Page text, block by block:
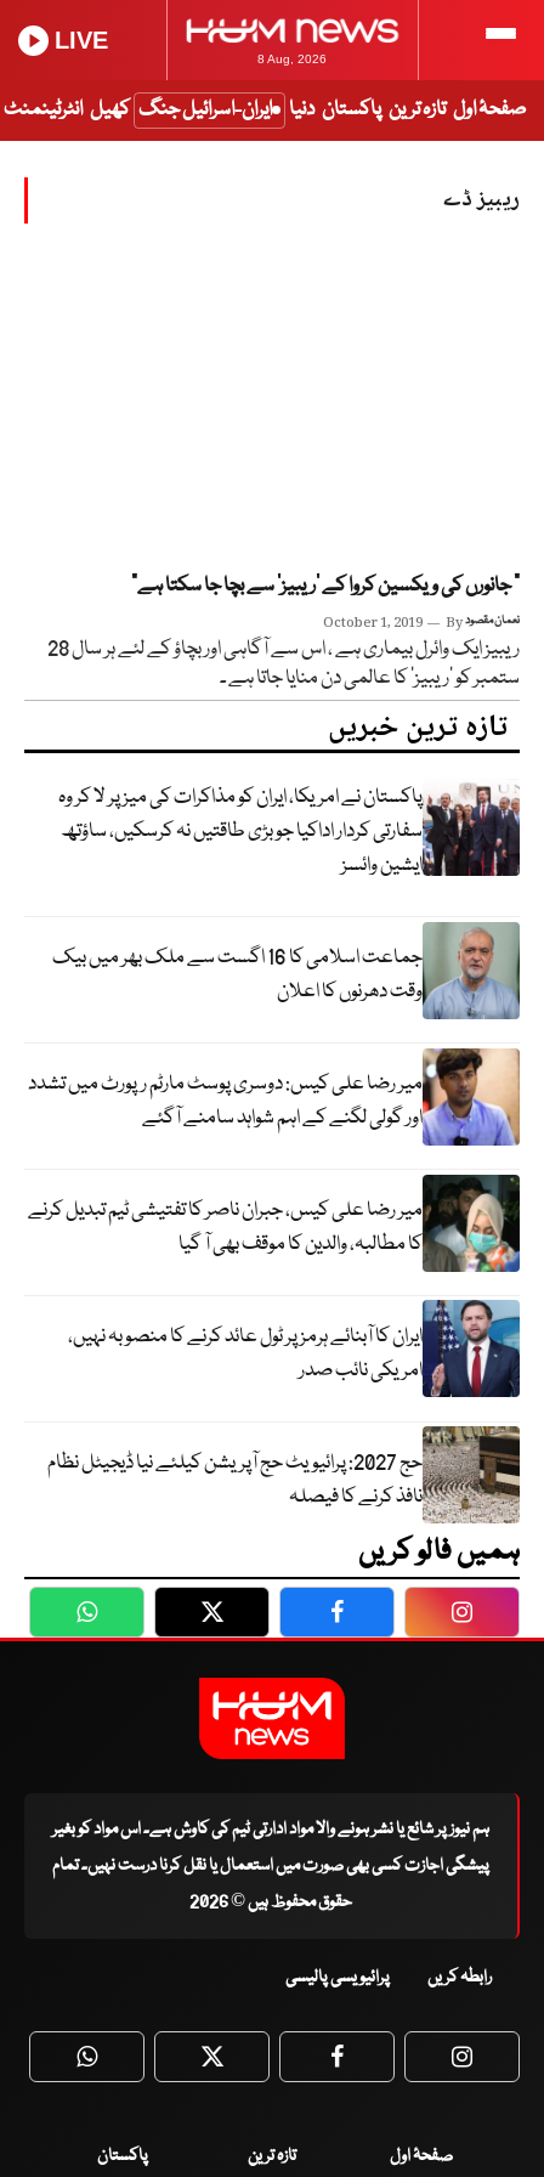
8 Aug, 2026
LIVE
صفحۂ اول تازہ ترین پاکستان دنیا ایران-اسرائیل جنگ کھیل انٹرٹینمنٹ
ریبیز ڈے
” جانورں کی ویکسین کروا کے ’ریبیز‘ سے بچا جا سکتا ہے”
October 1, 2019 Byنعمان مقصود
ریبیز ایک وائرل بیماری ہے ، اس سے آگاہی اور بچاؤ کے لئے ہر سال 28
ستمبر کو ’ریبیز‘ کا عالمی دن منایا جاتا ہے ۔
تازہ ترین خبریں
پاکستان نے امریکا، ایران کو مذاکرات کی میز پر لا کر وہ
سفارتی کردار اداکیا جو بڑی طاقتیں نہ کرسکیں، ساؤتھ
ایشین وائسز
جماعت اسلامی کا 16 اگست سے ملک بھر میں بیک
وقت دھرنوں کا اعلان
میر رضا علی کیس: دوسری پوسٹ مارٹم رپورٹ میں تشدد
اور گولی لگنے کے اہم شواہد سامنے آگئے
میر رضا علی کیس، جبران ناصر کا تفتیشی ٹیم تبدیل کرنے
کا مطالبہ، والدین کا موقف بھی آ گیا
ایران کا آبنائے ہرمز پر ٹول عائد کرنے کا منصوبہ نہیں،
امریکی نائب صدر
حج 2027: پرائیویٹ حج آپریشن کیلئے نیا ڈیجیٹل نظام
نافذ کرنے کا فیصلہ
ہمیں فالو کریں
WhatsApp Twitter Facebook
ہم نیوز پر شائع یا نشر ہونے والا مواد ادارتی ٹیم کی کاوش ہے۔ اس مواد کو بغیر
پیشگی اجازت کسی بھی صورت میں استعمال یا نقل کرنا درست نہیں۔ تمام
حقوق محفوظ ہیں © 2026
رابطہ کریں پرائیویسی پالیسی
WhatsApp Twitter Facebook
صفحۂ اول تازہ ترین پاکستان